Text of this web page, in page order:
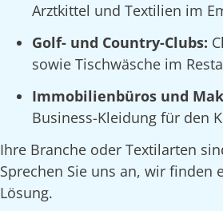
Arztkittel und Textilien im
Golf- und Country-Clubs:
sowie Tischwäsche im
Immobilienbüros und
Business-Kleidung für den
Ihre Branche oder Textilarten
Sprechen Sie uns an, wir finden
Lösung.